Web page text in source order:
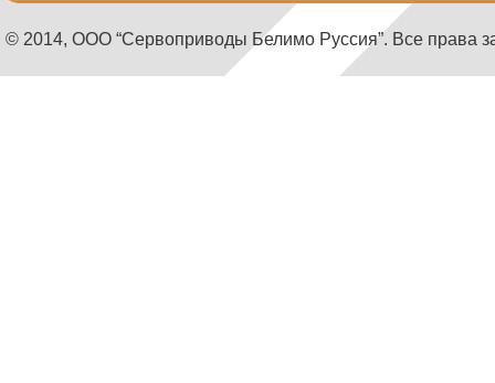
© 2014, ООО “Сервоприводы Белимо Руссия”. Все права